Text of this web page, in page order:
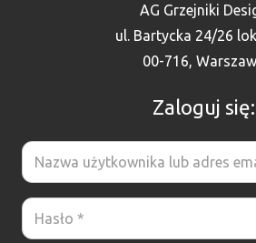
AG Grzejniki
ul. Bartycka 24/26
00-716,
Zaloguj się: